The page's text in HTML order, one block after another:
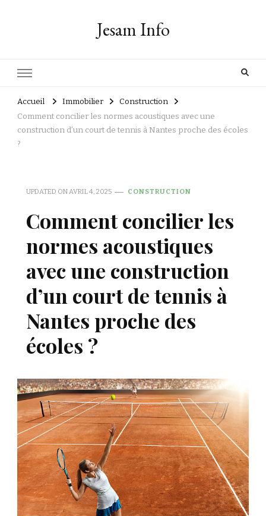
Jesam Info
Accueil Immobilier
Construction
Comment concilier les normes acoustiques avec une
construction d’un court de tennis à Nantes proche des écoles
?
UPDATED ONAVRIL 4, 2025 CONSTRUCTION
Comment concilier les
normes acoustiques
avec une construction
d’un court de tennis à
Nantes proche des
écoles ?